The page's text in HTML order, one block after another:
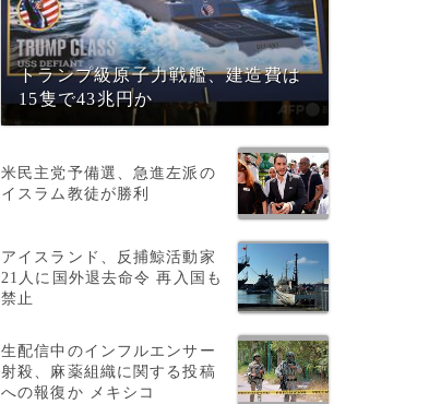
トランプ級原子力戦艦、建造費は
15隻で43兆円か
米民主党予備選、急進左派の
イスラム教徒が勝利
アイスランド、反捕鯨活動家
21人に国外退去命令 再入国も
禁止
生配信中のインフルエンサー
射殺、麻薬組織に関する投稿
への報復か メキシコ